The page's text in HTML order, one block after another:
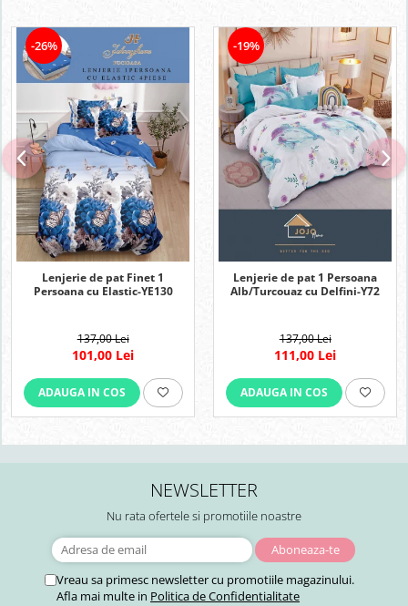
-26%
Lenjerie de pat Finet 1
Persoana cu Elastic-YE130
137,00 Lei
101,00 Lei
ADAUGA IN COS
-19%
Lenjerie de pat 1 Persoana
Alb/Turcouaz cu Delfini-Y72
137,00 Lei
111,00 Lei
ADAUGA IN COS
NEWSLETTER
Nu rata ofertele si promotiile noastre
Vreau sa primesc newsletter cu promotiile magazinului.
Afla mai multe in Politica de Confidentialitate